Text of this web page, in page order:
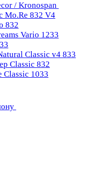
/ Kronospan
Mo.Re 832 V4
832
Vario 1233
Classic v4 833
Classic 832
Classic 1033